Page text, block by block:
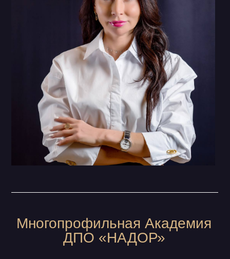
Многопрофильная Академия
ДПО «НАДОР»
Дистанционное обучение в Академии дает
широкие возможности слушателям из
разных точек мира получать необходимые
знания и развить свои компетенции, что
подтверждается дипломами о
профессиональной переподготовке и
удостоверениями о повышения
образовательных программ
профессиональной переподготовки и
повышения квалификации.